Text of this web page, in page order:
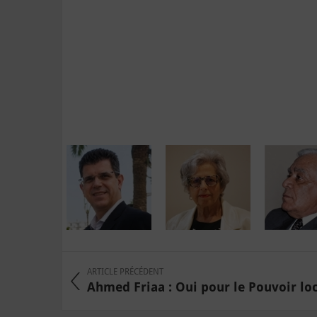
ARTICLE PRÉCÉDENT
Ahmed Friaa : Oui pour le Pouvoir